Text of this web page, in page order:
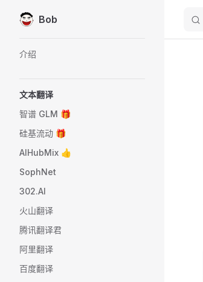
Skip to content
Bob
介绍
文本翻译
智谱 GLM 🎁
硅基流动 🎁
AIHubMix 👍
SophNet
302.AI
火山翻译
腾讯翻译君
阿里翻译
百度翻译